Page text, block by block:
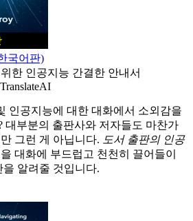
국어판)
한 인공지능 간결한 안내서
TranslateAI
인공지능에 대한 대화에서 소외감을
대부분의 출판사와 저자들도 마찬가
그런 게 아닙니다. 도서 출판의 인공
대화에 부드럽고 천천히 끌어들이
알려줄 것입니다.